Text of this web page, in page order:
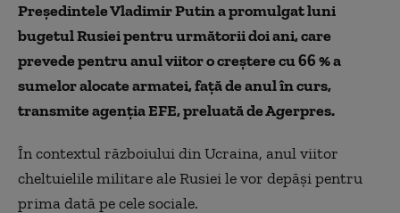
Preşedintele Vladimir Putin a promulgat luni
bugetul Rusiei pentru următorii doi ani, care
prevede pentru anul viitor o creştere cu 66 % a
sumelor alocate armatei, faţă de anul în curs,
transmite agenţia EFE, preluată de Agerpres.
În contextul războiului din Ucraina, anul viitor
cheltuielile militare ale Rusiei le vor depăşi pentru
prima dată pe cele sociale.